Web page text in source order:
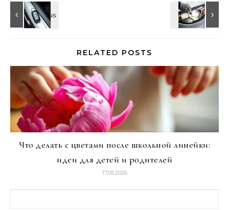
RELATED POSTS
Что делать с цветами после школьной линейки:
идеи для детей и родителей
17.05.2026